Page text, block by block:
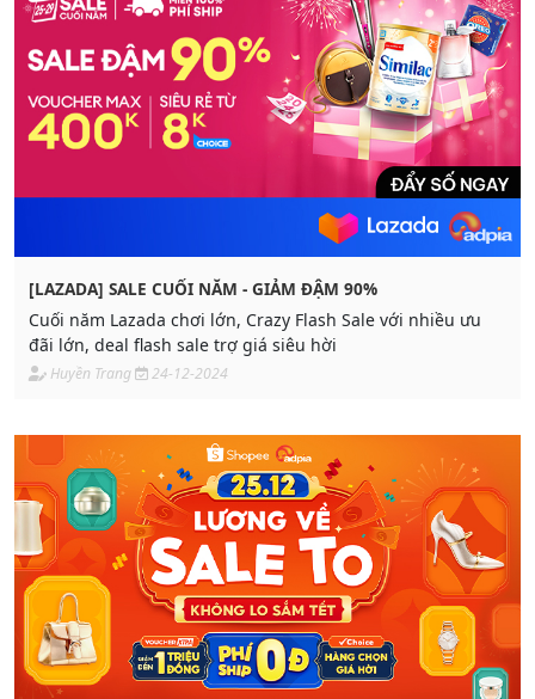
[LAZADA] SALE CUỐI NĂM - GIẢM ĐẬM 90%
Cuối năm Lazada chơi lớn, Crazy Flash Sale với nhiều ưu
đãi lớn, deal flash sale trợ giá siêu hời
Huyền Trang 24-12-2024